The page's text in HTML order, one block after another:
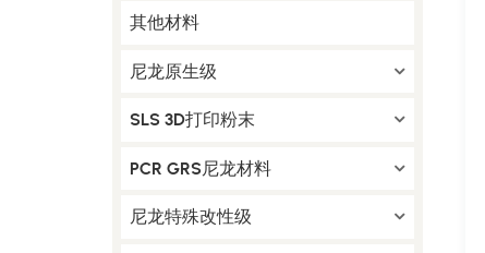
其他材料
尼龙原生级
SLS 3D打印粉末
PCR GRS尼龙材料
尼龙特殊改性级